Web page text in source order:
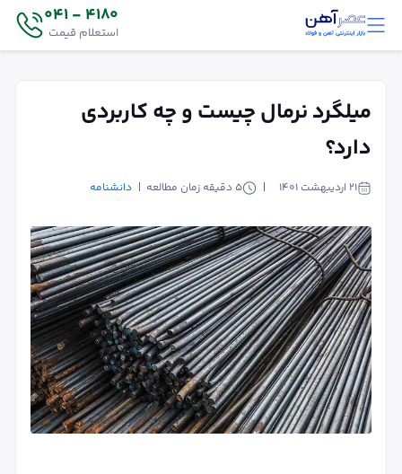
4180 - 041
استعلام قیمت
میلگرد نرمال چیست و چه کاربردی
دارد؟
۲۱ اردیبهشت ۱۴۰۱ 5 دقیقه زمان مطالعه دانشنامه